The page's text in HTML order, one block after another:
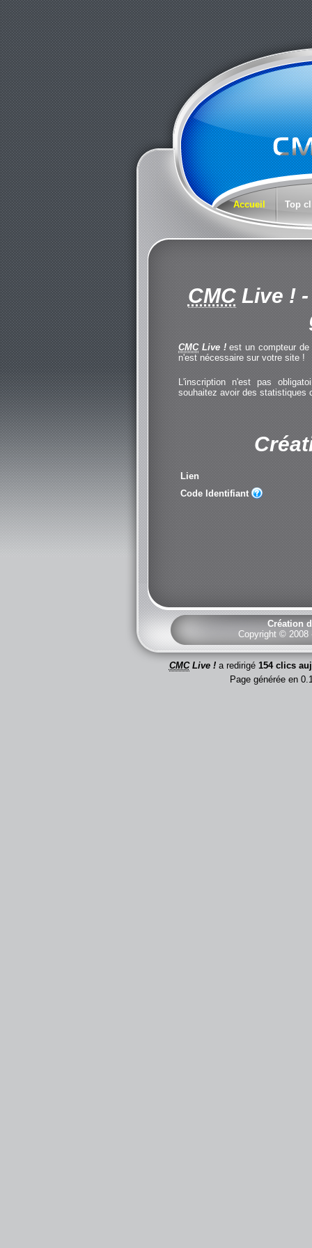
Accueil Top
CMCLive !-
CMCLive !est un compteur de
n'est nécessaire sur votre site !
L'inscription n'est pas
souhaitez avoir des statistiques
Lien
Code Identifiant
Création
Copyright © 2008
CMCLive !a redirigé 154 clics
Page générée en